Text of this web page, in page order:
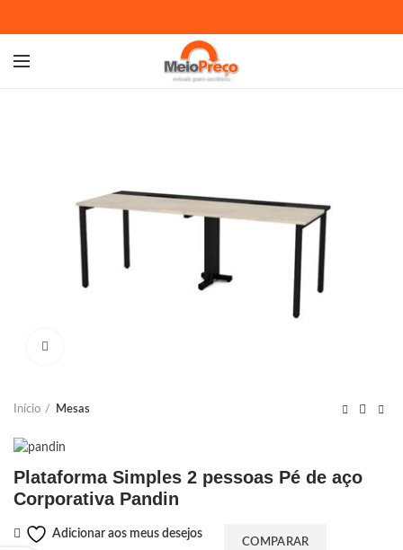
Início Mesas
Plataforma Simples 2 pessoas Pé de aço
Corporativa Pandin
Adicionar aos meus desejos
COMPARAR